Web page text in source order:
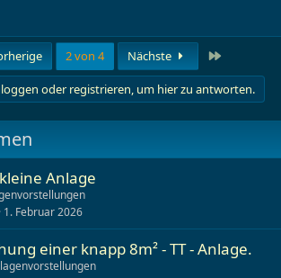
2 von 4 Nächste
oder registrieren, um hier zu antworten.
Anlage
1. Februar 2026
einer knapp 8m² - TT - Anlage.